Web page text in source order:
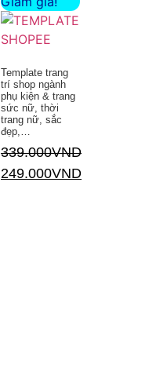
Template trang
trí shop ngành
phụ kiện & trang
sức nữ, thời
trang nữ, sắc
đẹp,…
339.000VND
249.000VND